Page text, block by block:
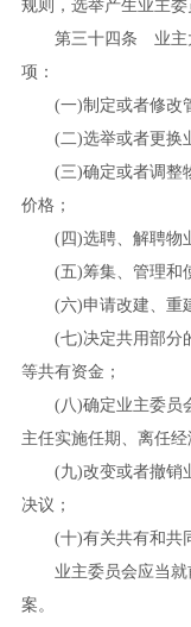
规则，选举产生业主委
第三十四条 业主大
项：
(一)制定或者修改
( 二)选举或者更换
(三)确定或者调整
价格；
( 四)选聘、解聘物
(五)筹集、管理和
(六)申请改建、重
(七)决定共用部分
等共有资金；
( 八)确定业主委员
主任实施任期、离任经
(九)改变或者撤销
决议；
(十)有关共有和共
业主委员会应当就
案。